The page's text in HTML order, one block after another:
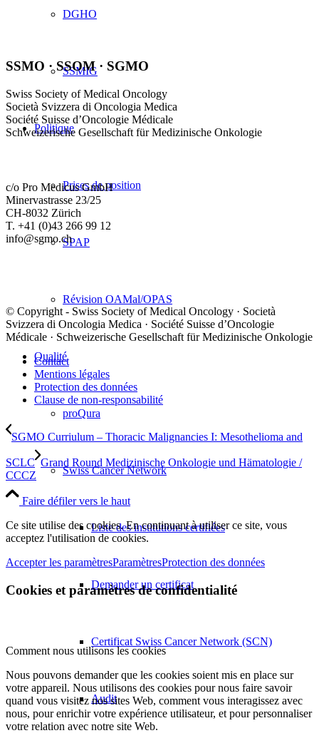
DGHO
SSMIG
Politique
Prises de position
SPAP
Révision OAMal/OPAS
Qualité
proQura
Swiss Cancer Network
Liste des institutions certifiées
Demander un certificat
Certificat Swiss Cancer Network (SCN)
Audit
SSMO · SSOM · SGMO
Swiss Society of Medical Oncology
Società Svizzera di Oncologia Medica
Société Suisse d’Oncologie Médicale
Schweizerische Gesellschaft für Medizinische Onkologie
c/o Pro Medicus GmbH
Minervastrasse 23/25
CH-8032 Zürich
T. +41 (0)43 266 99 12
info@sgmo.ch
© Copyright - Swiss Society of Medical Oncology · Società
Svizzera di Oncologia Medica · Société Suisse d’Oncologie
Médicale · Schweizerische Gesellschaft für Medizinische Onkologie
Contact
Mentions légales
Protection des données
Clause de non-responsabilité
SGMO Curriulum – Thoracic Malignancies I: Mesothelioma and
SCLC Grand Round Medizinische Onkologie und Hämatologie /
CCCZ
Faire défiler vers le haut
Ce site utilise des cookies. En continuant à utiliser ce site, vous
acceptez l'utilisation de cookies.
Accepter les paramètresParamètresProtection des données
Cookies et paramètres de confidentialité
Comment nous utilisons les cookies
Nous pouvons demander que les cookies soient mis en place sur
votre appareil. Nous utilisons des cookies pour nous faire savoir
quand vous visitez nos sites Web, comment vous interagissez avec
nous, pour enrichir votre expérience utilisateur, et pour personnaliser
votre relation avec notre site Web.